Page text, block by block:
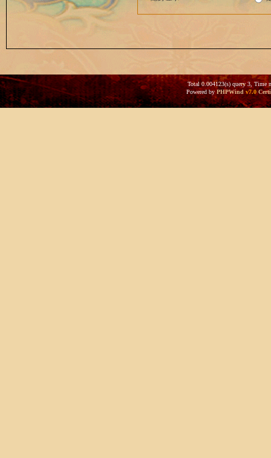
Total 0.004123(s) query 3, Time
Powered byPHPWind v7.0